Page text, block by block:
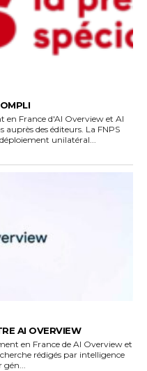
en France d'AI Overview et AI
des éditeurs. La FNPS
unilatéral...
AI OVERVIEW
en France de AI Overview et
rédigés par intelligence